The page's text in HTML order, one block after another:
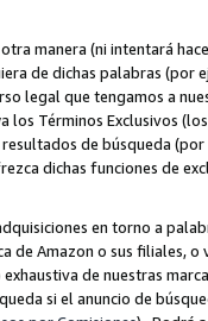
manera (ni intentará
de dichas palabras (por
legal que tengamos a
los Términos Exclusivos
de búsqueda
dichas funciones de
en torno a
de Amazon o sus filiales,
de nuestras
si el anuncio de